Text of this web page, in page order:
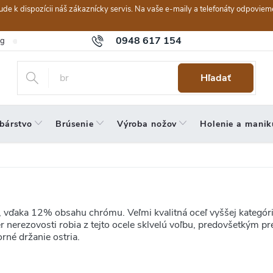
k dispozícii náš zákaznícky servis. Na vaše e-maily a telefonáty
0948 617 154
Hodnotenie obchodu Obchodné podmienky
Hľadať
Brúsenie Výroba nožov Holenie a
vďaka 12% obsahu chrómu. Veľmi kvalitná oceľ vyššej
robia z tejto ocele sklvelú voľbu, predovšetkým
držanie ostria.